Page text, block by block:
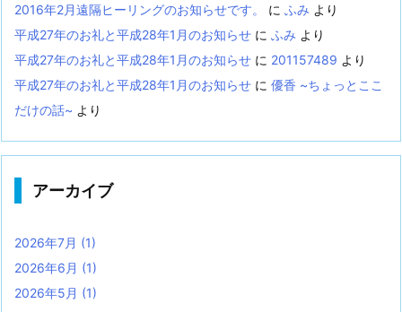
2016年2月遠隔ヒーリングのお知らせです。
に ふみ より
平成27年のお礼と平成28年1月のお知らせ に ふみ より
平成27年のお礼と平成28年1月のお知らせ に 201157489 より
平成27年のお礼と平成28年1月のお知らせ に 優香 ~ちょっとここ
だけの話~ より
アーカイブ
2026年7月 (1)
2026年6月 (1)
2026年5月 (1)